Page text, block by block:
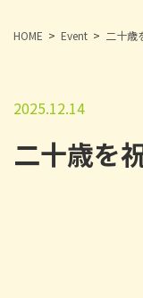
HOME Event 二十歳
2025.12.14
二十歳を